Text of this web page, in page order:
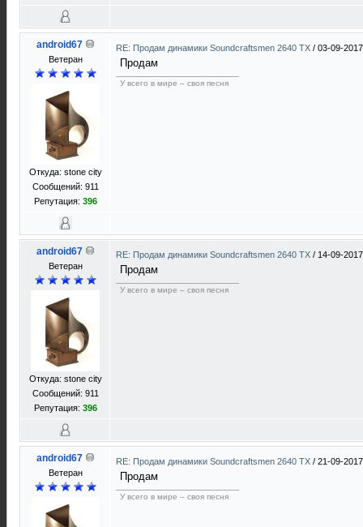
android67
Ветеран
Откуда: stone city
Сообщений: 911
Репутация: 396
RE: Продам динамики Soundcraftsmen 2640 TX / 03-09-
Продам
У всего в мире – своя песня
android67
Ветеран
Откуда: stone city
Сообщений: 911
Репутация: 396
RE: Продам динамики Soundcraftsmen 2640 TX / 14-09-
Продам
У всего в мире – своя песня
android67
Ветеран
RE: Продам динамики Soundcraftsmen 2640 TX / 21-09-
Продам
У всего в мире – своя песня